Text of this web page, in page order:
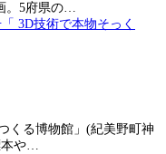
。5府県の…
くる博物館」(紀美野町神
本や…